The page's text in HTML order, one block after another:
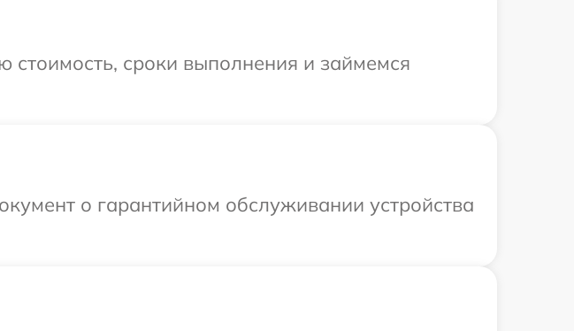
стоимость, сроки выполнения и займемся
о гарантийном обслуживании устройства